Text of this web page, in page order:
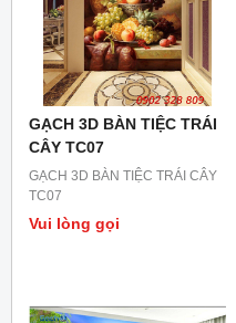
GẠCH 3D BÀN TIỆC TRÁI
CÂY TC07
GẠCH 3D BÀN TIỆC TRÁI CÂY
TC07
Vui lòng gọi